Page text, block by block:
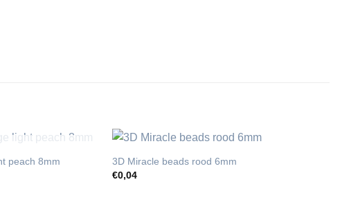
peach 8mm
3D Miracle beads rood 6mm
€0,04